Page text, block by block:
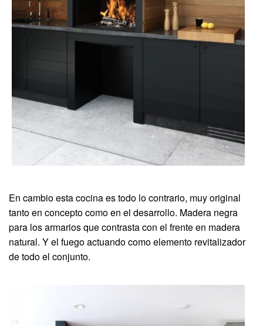
En cambio esta cocina es todo lo contrario, muy original
tanto en concepto como en el desarrollo. Madera negra
para los armarios que contrasta con el frente en madera
natural. Y el fuego actuando como elemento revitalizador
de todo el conjunto.